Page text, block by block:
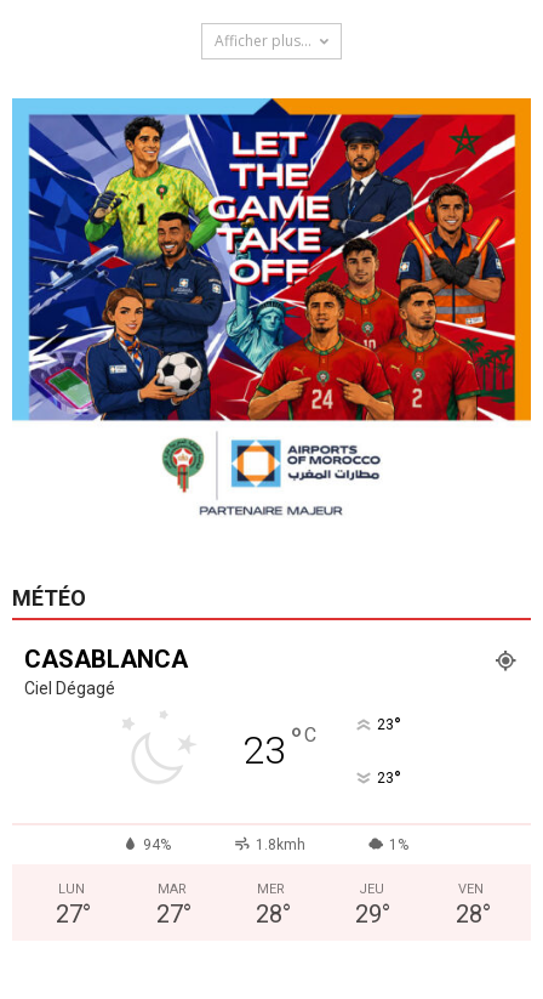
Afficher plus...
MÉTÉO
CASABLANCA
Ciel Dégagé
23 °C 23°
23°
94% 1.8kmh 1%
LUN
27°
MAR
27°
MER
28°
JEU
29°
VEN
28°